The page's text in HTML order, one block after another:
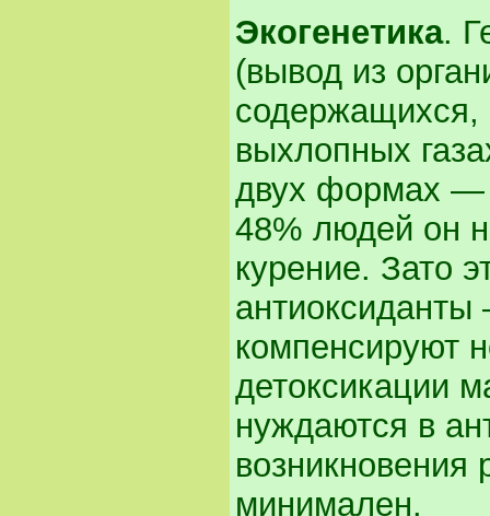
Экогенетика.
(вывод из
содержащихся,
выхлопных
двух формах —
48% людей он
курение. Зато
компенсируют
детоксикации
нуждаются в
возникновения
минимален.